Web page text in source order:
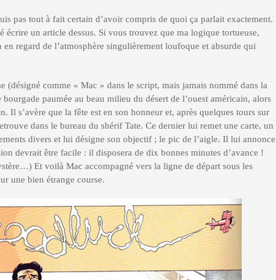
pas tout à fait certain d’avoir compris de quoi ça parlait exactement.
écrire un article dessus. Si vous trouvez que ma logique tortueuse,
en regard de l’atmosphère singulièrement loufoque et absurde qui
(désigné comme « Mac » dans le script, mais jamais nommé dans la
paumée au beau milieu du désert de l’ouest américain, alors
Il s’avère que la fête est en son honneur et, après quelques tours sur
dans le bureau du shérif Tate. Ce dernier lui remet une carte, un
divers et lui désigne son objectif ; le pic de l’aigle. Il lui annonce
devrait être facile : il disposera de dix bonnes minutes d’avance !
Et voilà Mac accompagné vers la ligne de départ sous les
une bien étrange course.